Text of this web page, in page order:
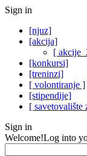
Sign in
[njuz]
[akcija]
[
[konkursi]
[treninzi]
[ volontiranje ]
[stipendije]
[ savetovalište
Sign in
Welcome!Log into